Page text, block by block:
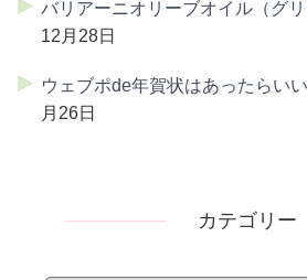
バリアーニオリーブオイル（グリ
12月28日
ウェブポde年賀状はあったらい
月26日
カテゴリー